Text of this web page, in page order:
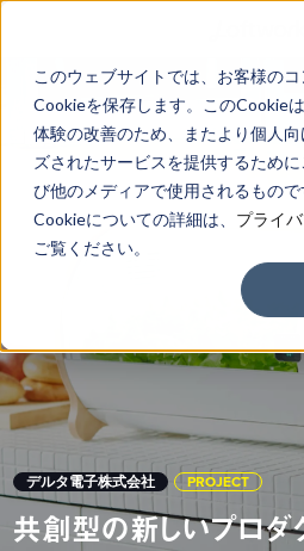
このウェブサイトでは、お客様の
Cookieを保存します。このCookie
体験の改善のため、またより個人
ズされたサービスを提供するため
び他のメディアで使用されるもの
Cookieについての詳細は、 プライ
ご覧ください。
デルタ電子株式会社 PROJECT
共創型の新しいプロダ